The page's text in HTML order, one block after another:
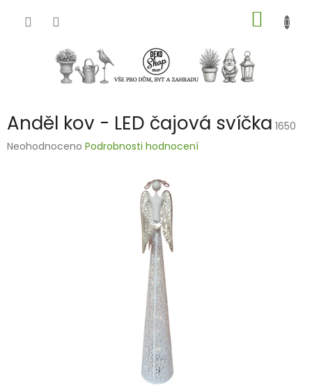
KOŠÍK
Anděl kov - LED čajová svíčka 1650
Průměrné
Neohodnoceno Podrobnosti hodnocení